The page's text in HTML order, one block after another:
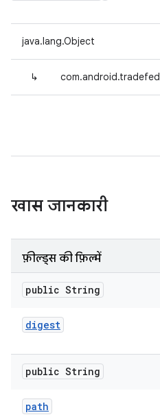
java.lang.Object
↳
खास जानकारी
फ़ील्ड्स की फ़िल्में
public String
digest
public String
path